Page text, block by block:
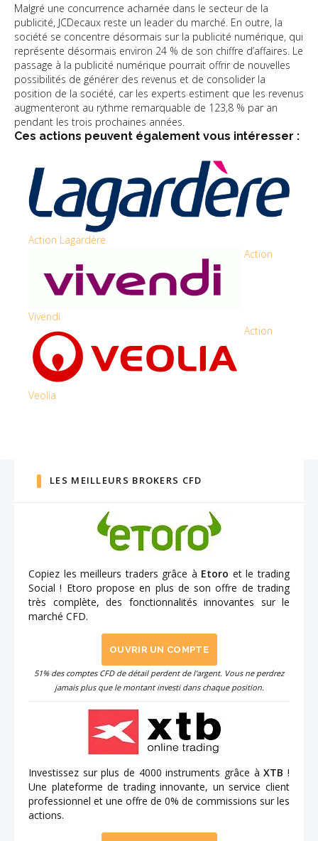
Malgré une concurrence acharnée dans le secteur de la
publicité, JCDecaux reste un leader du marché. En outre, la
société se concentre désormais sur la publicité numérique, qui
représente désormais environ 24 % de son chiffre d’affaires. Le
passage à la publicité numérique pourrait offrir de nouvelles
possibilités de générer des revenus et de consolider la
position de la société, car les experts estiment que les revenus
augmenteront au rythme remarquable de 123,8 % par an
pendant les trois prochaines années.
Ces actions peuvent également vous intéresser :
Action Lagardère
Action
Vivendi
Action
Veolia
LES MEILLEURS BROKERS CFD
Copiez les meilleurs traders grâce à Etoro et le trading
Social ! Etoro propose en plus de son offre de trading
très complète, des fonctionnalités innovantes sur le
marché CFD.
OUVRIR UN COMPTE
51% des comptes CFD de détail perdent de l'argent. Vous ne perdrez
jamais plus que le montant investi dans chaque position.
Investissez sur plus de 4000 instruments grâce àXTB !
Une plateforme de trading innovante, un service client
professionnel et une offre de 0% de commissions sur les
actions.